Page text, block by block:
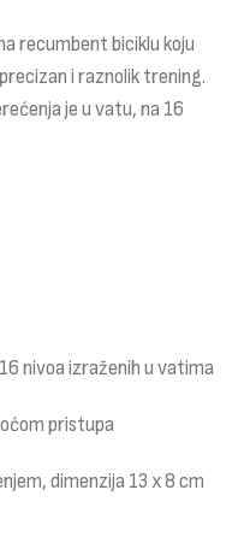
recumbent biciklu koju
i raznolik trening.
je u vatu, na 16
nivoa izraženih u vatima
pristupa
dimenzija 13 x 8 cm